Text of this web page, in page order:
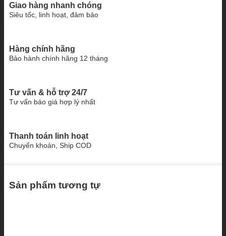
Giao hàng nhanh chóng
Siêu tốc, linh hoạt, đảm bảo
Hàng chính hãng
Bảo hành chính hãng 12 tháng
Tư vấn & hỗ trợ 24/7
Tư vấn báo giá hợp lý nhất
Thanh toán linh hoạt
Chuyển khoản, Ship COD
Sản phẩm tương tự